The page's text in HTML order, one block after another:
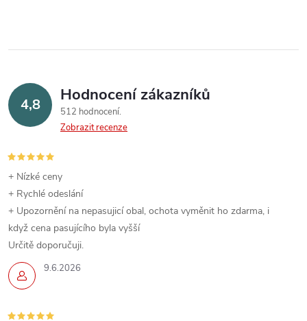
4,8 Hodnocení zákazníků
512 hodnocení
Zobrazit recenze
9.6.2026
+ Nízké ceny
+ Rychlé odeslání
+ Upozornění na nepasujicí obal, ochota vyměnit ho zdarma, i
když cena pasujícího byla vyšší
Určitě doporučuji.